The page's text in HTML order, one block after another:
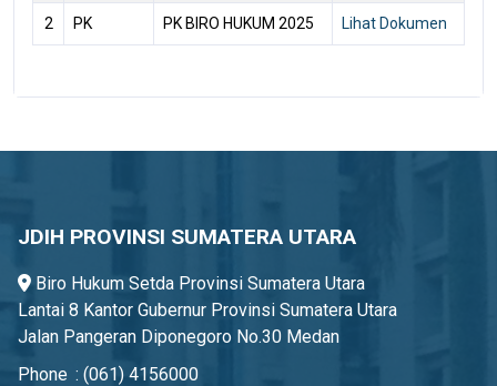
2 PK PK BIRO HUKUM 2025 Lihat Dokumen
JDIH PROVINSI SUMATERA UTARA
Biro Hukum Setda Provinsi Sumatera Utara
Lantai 8 Kantor Gubernur Provinsi Sumatera Utara
Jalan Pangeran Diponegoro No.30 Medan
Phone : (061) 4156000